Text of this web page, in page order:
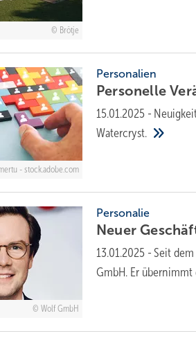
Brötje
- stock.adobe.com
Personalien
Personelle
15.01.2025 -
Watercryst.
Wolf GmbH
Personalie
Neuer
13.01.2025 - Seit
GmbH. Er